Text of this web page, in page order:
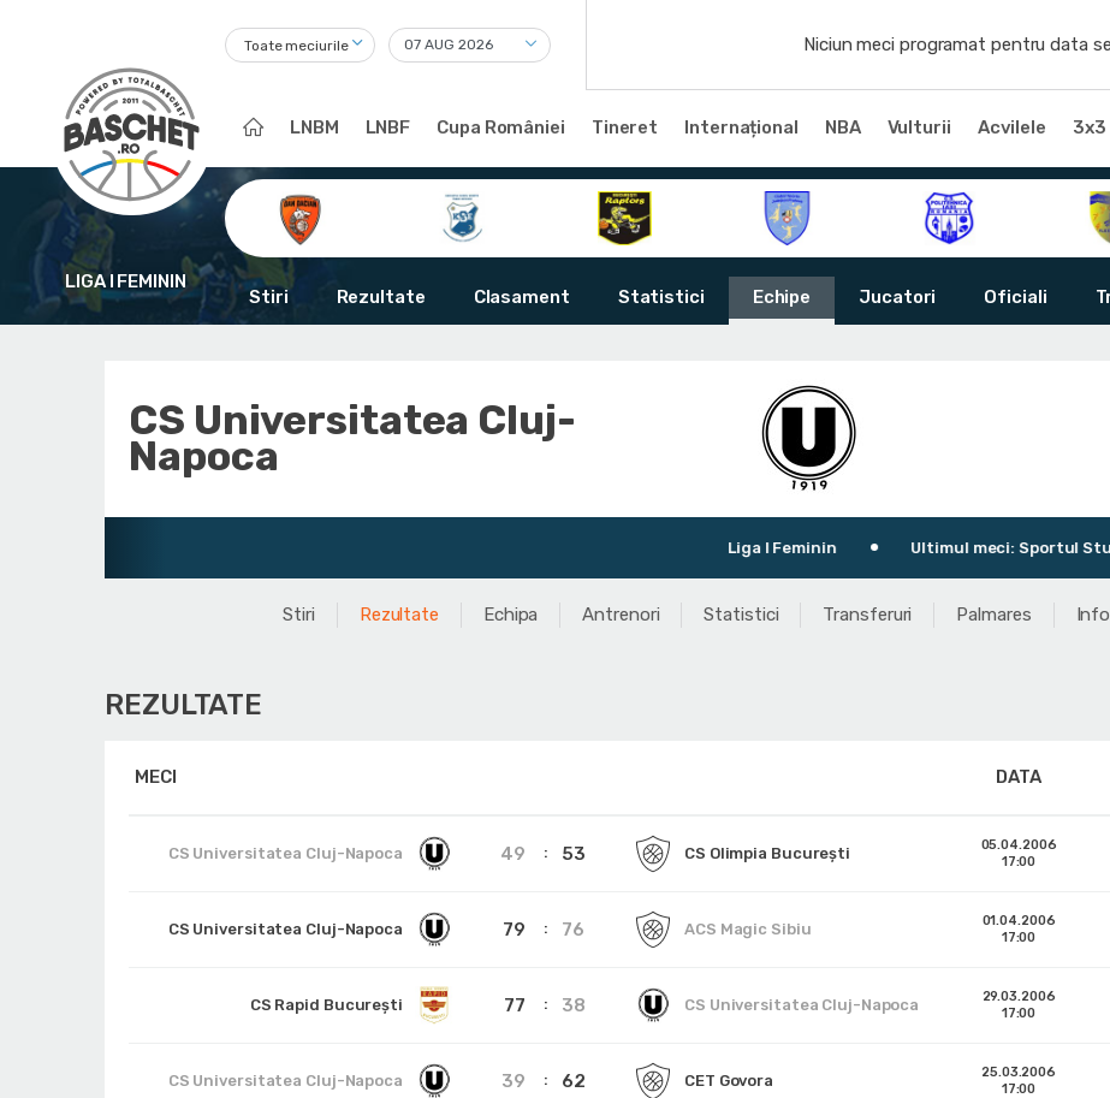
Toate meciurile Niciun meci programat pentru data
LNBM LNBF Cupa României Tineret Internațional NBA Vulturii Acvilele 3x3
LIGA I FEMININ
Stiri Rezultate Clasament Statistici Echipe Jucatori Oficiali
CS Universitatea Cluj-
Napoca
Liga I Feminin Ultimul meci: Sportul
Stiri Rezultate Echipa Antrenori Statistici Transferuri Palmares
REZULTATE
MECI DATA
CS Universitatea Cluj-Napoca 49 53 CS Olimpia București
05.04.2006
17:00
CS Universitatea Cluj-Napoca 79 76 ACS Magic Sibiu
01.04.2006
17:00
CS Rapid București 77 38 CS Universitatea Cluj-Napoca
29.03.2006
17:00
CS Universitatea Cluj-Napoca 39 62 CET Govora
25.03.2006
17:00